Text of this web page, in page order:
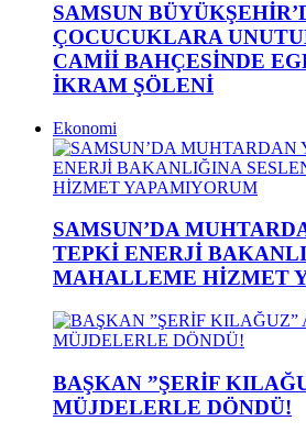
SAMSUN
ÇOCUCUKLARA
CAMİİ BAHÇESİNDE
İKRAM ŞÖLENİ
Ekonomi
SAMSUN’DA
TEPKİ ENERJİ
MAHALLEME HİZMET
BAŞKAN ”ŞERİF
MÜJDELERLE DÖNDÜ!